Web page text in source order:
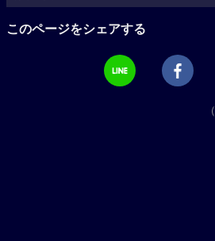
このページをシェアする
（